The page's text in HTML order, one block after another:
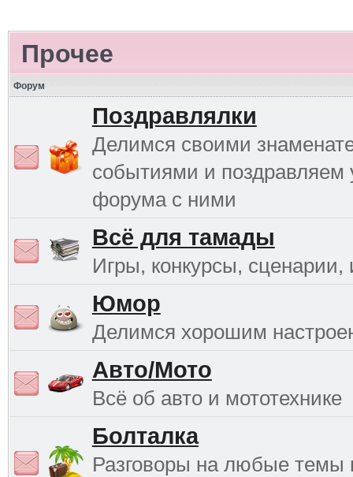
Прочее
Форум
Поздравлялки
Делимся своими
событиями и поздравляем
форума с ними
Всё для тамады
Игры, конкурсы, сценарии,
Юмор
Делимся хорошим
Авто/Мото
Всё об авто и мототехнике
Болталка
Разговоры на любые темы